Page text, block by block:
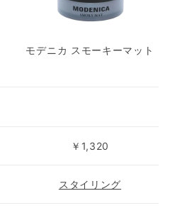
モデニカ スモーキーマット
￥1,320
スタイリング